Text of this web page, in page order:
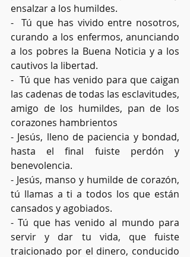
ensalzar a los humildes.
-  Tú que has vivido entre nosotros,
curando a los enfermos, anunciando
a los pobres la Buena Noticia y a los
cautivos la libertad.
-  Tú que has venido para que caigan
las cadenas de todas las esclavitudes,
amigo de los humildes, pan de los
corazones hambrientos
- Jesús, lleno de paciencia y bondad,
hasta el final fuiste perdón y
benevolencia.
- Jesús, manso y humilde de corazón,
tú llamas a ti a todos los que están
cansados y agobiados.
- Tú que has venido al mundo para
servir y dar tu vida, que fuiste
traicionado por el dinero, conducido